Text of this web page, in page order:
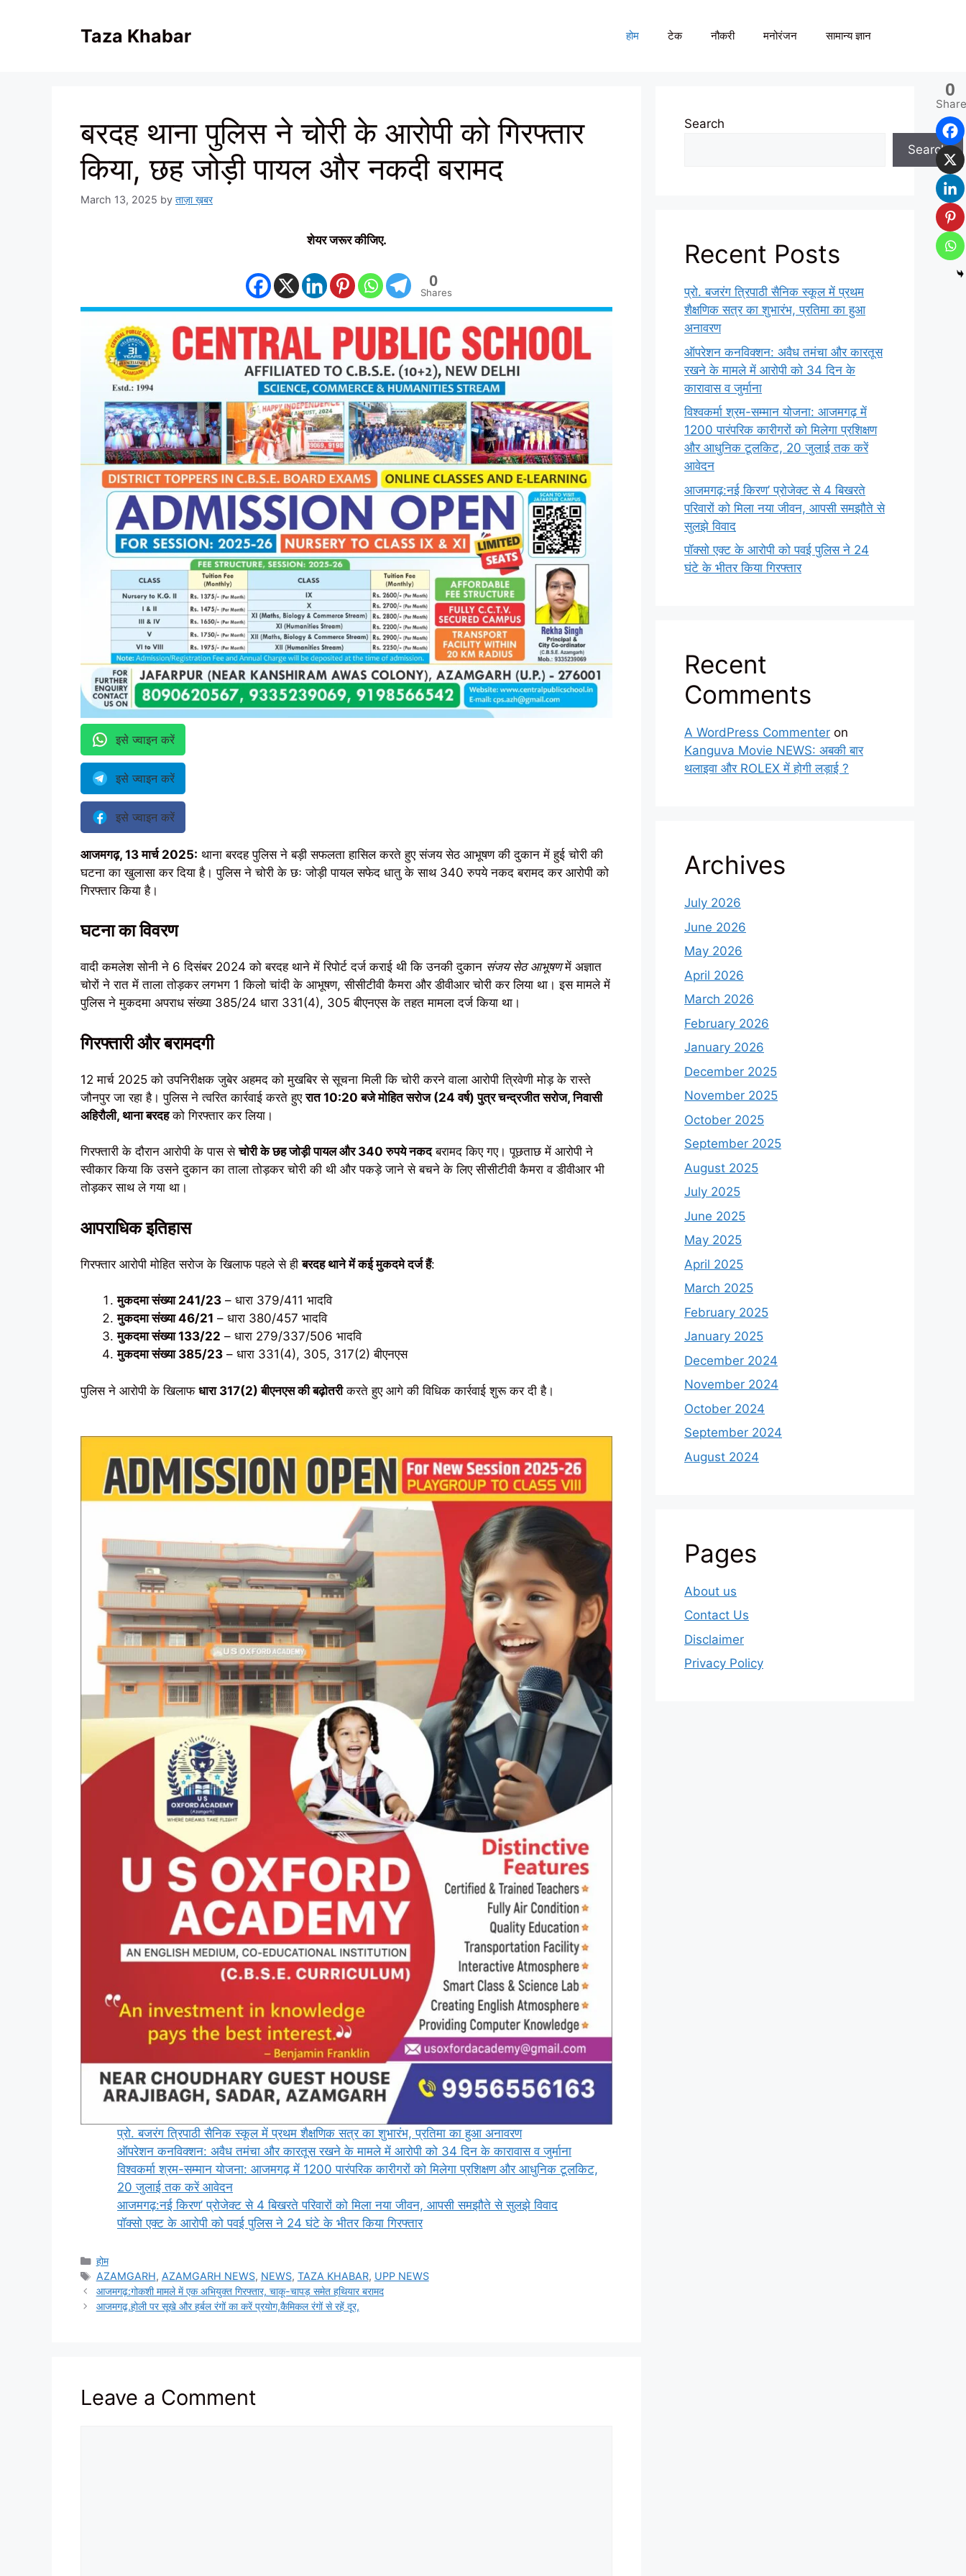
Taza Khabar होम टेक नौकरी मनोरंजन सामान्य ज्ञान
बरदह थाना पुलिस ने चोरी के आरोपी को गिरफ्तार
किया, छह जोड़ी पायल और नकदी बरामद
March 13, 2025 by ताज़ा ख़बर
शेयर जरूर कीजिए.
0
Shares
इसे ज्वाइन करें
इसे ज्वाइन करें
इसे ज्वाइन करें
आजमगढ़, 13 मार्च 2025: थाना बरदह पुलिस ने बड़ी सफलता हासिल करते हुए संजय सेठ आभूषण की दुकान में हुई चोरी की
घटना का खुलासा कर दिया है। पुलिस ने चोरी के छः जोड़ी पायल सफेद धातु के साथ 340 रुपये नकद बरामद कर आरोपी को
गिरफ्तार किया है।
घटना का विवरण
वादी कमलेश सोनी ने 6 दिसंबर 2024 को बरदह थाने में रिपोर्ट दर्ज कराई थी कि उनकी दुकान संजय सेठ आभूषणमें अज्ञात
चोरों ने रात में ताला तोड़कर लगभग 1 किलो चांदी के आभूषण, सीसीटीवी कैमरा और डीवीआर चोरी कर लिया था। इस मामले में
पुलिस ने मुकदमा अपराध संख्या 385/24 धारा 331(4), 305 बीएनएस के तहत मामला दर्ज किया था।
गिरफ्तारी और बरामदगी
12 मार्च 2025 को उपनिरीक्षक जुबेर अहमद को मुखबिर से सूचना मिली कि चोरी करने वाला आरोपी त्रिवेणी मोड़ के रास्ते
जौनपुर जा रहा है। पुलिस ने त्वरित कार्रवाई करते हुएरात 10:20 बजे मोहित सरोज (24 वर्ष) पुत्र चन्द्रजीत सरोज, निवासी
अहिरौली, थाना बरदहको गिरफ्तार कर लिया।
गिरफ्तारी के दौरान आरोपी के पास सेचोरी के छह जोड़ी पायल और 340 रुपये नकदबरामद किए गए। पूछताछ में आरोपी ने
स्वीकार किया कि उसने दुकान का ताला तोड़कर चोरी की थी और पकड़े जाने से बचने के लिए सीसीटीवी कैमरा व डीवीआर भी
तोड़कर साथ ले गया था।
आपराधिक इतिहास
गिरफ्तार आरोपी मोहित सरोज के खिलाफ पहले से हीबरदह थाने में कई मुकदमे दर्ज हैं:
मुकदमा संख्या 241/23 – धारा 379/411 भादवि
मुकदमा संख्या 46/21 – धारा 380/457 भादवि
मुकदमा संख्या 133/22 – धारा 279/337/506 भादवि
मुकदमा संख्या 385/23 – धारा 331(4), 305, 317(2) बीएनएस
पुलिस ने आरोपी के खिलाफ धारा 317(2) बीएनएस की बढ़ोतरीकरते हुए आगे की विधिक कार्रवाई शुरू कर दी है।
प्रो. बजरंग त्रिपाठी सैनिक स्कूल में प्रथम शैक्षणिक सत्र का शुभारंभ, प्रतिमा का हुआ अनावरण
ऑपरेशन कनविक्शन: अवैध तमंचा और कारतूस रखने के मामले में आरोपी को 34 दिन के कारावास व जुर्माना
विश्वकर्मा श्रम-सम्मान योजना: आजमगढ़ में 1200 पारंपरिक कारीगरों को मिलेगा प्रशिक्षण और आधुनिक टूलकिट,
20 जुलाई तक करें आवेदन
आजमगढ़:नई किरण’ प्रोजेक्ट से 4 बिखरते परिवारों को मिला नया जीवन, आपसी समझौते से सुलझे विवाद
पॉक्सो एक्ट के आरोपी को पवई पुलिस ने 24 घंटे के भीतर किया गिरफ्तार
0
Categories
होम
Tags
AZAMGARH, AZAMGARH NEWS, NEWS, TAZA KHABAR, UPP NEWS
आजमगढ़:गोकशी मामले में एक अभियुक्त गिरफ्तार, चाकू-चापड़ समेत हथियार बरामद
आजमगढ़,होली पर सूखे और हर्बल रंगों का करें प्रयोग,कैमिकल रंगों से रहें दूर,
Leave a Comment
Search
Search
Recent Posts
प्रो. बजरंग त्रिपाठी सैनिक स्कूल में प्रथम
शैक्षणिक सत्र का शुभारंभ, प्रतिमा का हुआ
अनावरण
ऑपरेशन कनविक्शन: अवैध तमंचा और कारतूस
रखने के मामले में आरोपी को 34 दिन के
कारावास व जुर्माना
विश्वकर्मा श्रम-सम्मान योजना: आजमगढ़ में
1200 पारंपरिक कारीगरों को मिलेगा प्रशिक्षण
और आधुनिक टूलकिट, 20 जुलाई तक करें
आवेदन
आजमगढ़:नई किरण’ प्रोजेक्ट से 4 बिखरते
परिवारों को मिला नया जीवन, आपसी समझौते से
सुलझे विवाद
पॉक्सो एक्ट के आरोपी को पवई पुलिस ने 24
घंटे के भीतर किया गिरफ्तार
Recent
Comments
A WordPress Commenter on
Kanguva Movie NEWS: अबकी बार
थलाइवा और ROLEX में होगी लड़ाई ?
Archives
July 2026
June 2026
May 2026
April 2026
March 2026
February 2026
January 2026
December 2025
November 2025
October 2025
September 2025
August 2025
July 2025
June 2025
May 2025
April 2025
March 2025
February 2025
January 2025
December 2024
November 2024
October 2024
September 2024
August 2024
Pages
About us
Contact Us
Disclaimer
Privacy Policy